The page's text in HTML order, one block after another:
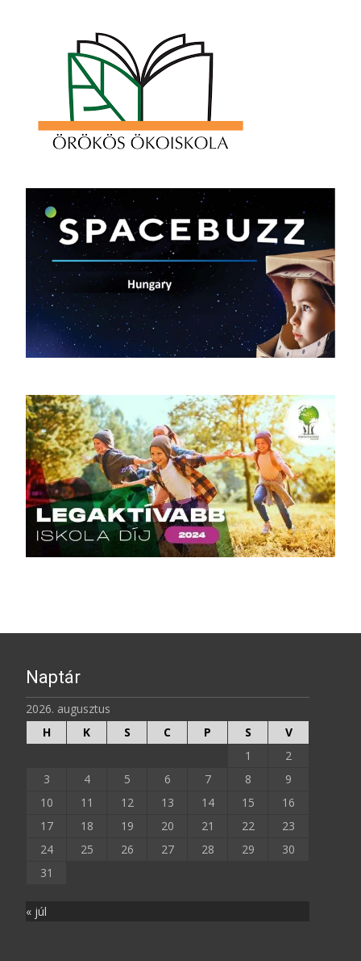
navigation
Naptár
2026. augusztus
H
K S C P S
V
1
2
3
4 5 6 7 8
9
10
11 12 13 14 15
16
17
18 19 20 21 22
23
24
25 26 27 28 29
30
31
« júl